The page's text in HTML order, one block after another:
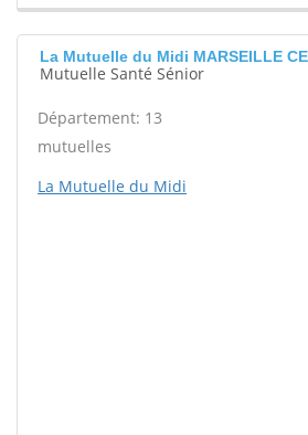
La Mutuelle du Midi MARSEILLE
Mutuelle Santé Sénior
Département: 13
mutuelles
La Mutuelle du Midi